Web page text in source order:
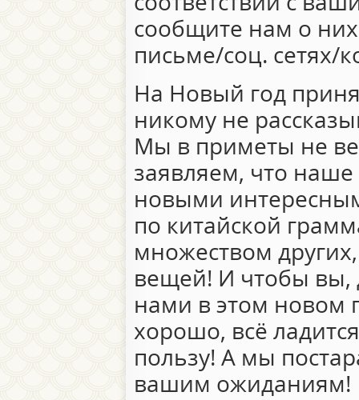
сообщите нам о
письме/соц. сетях/
На Новый год
никому не
Мы в приметы не
заявляем, что
новыми
по китайской
множеством
вещей! И чтобы вы,
нами в этом новом
хорошо, всё
пользу! А мы
вашим ожиданиям!